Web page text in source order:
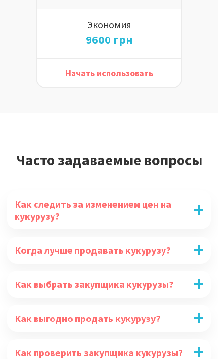
Экономия
9600 грн
Начать использовать
Часто задаваемые вопросы
Как следить за изменением цен на
кукурузу?
Когда лучше продавать кукурузу?
Как выбрать закупщика кукурузы?
Как выгодно продать кукурузу?
Как проверить закупщика кукурузы?